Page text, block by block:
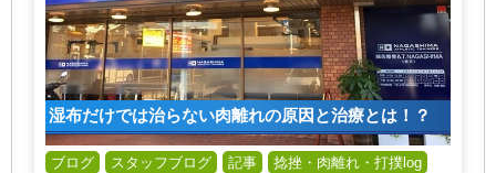
湿布だけでは治らない肉離れの原因と治療とは！？
ブログ スタッフブログ 記事 捻挫・肉離れ・打撲log